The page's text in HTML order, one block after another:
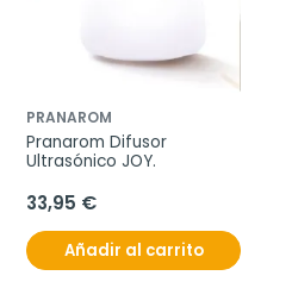
PRANAROM
Pranarom Difusor
Ultrasónico JOY.
33,95 €
Añadir al carrito